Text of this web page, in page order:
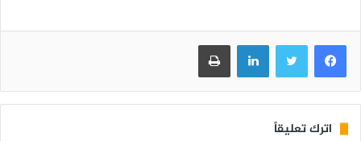
فيسبوك تويتر لينكدإن طباعة
اترك تعليقاً